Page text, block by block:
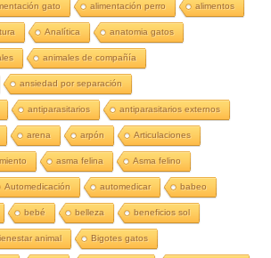
gato alimentación perro alimentos
Analítica anatomia gatos
animales de compañía
ansiedad por separación
antiparasitarios antiparasitarios externos
arena arpón Articulaciones
asma felina Asma felino
Automedicación automedicar babeo
bebé belleza beneficios sol
animal Bigotes gatos